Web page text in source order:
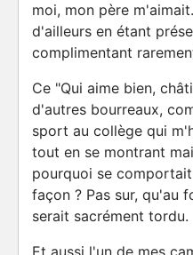
moi, mon père
d'ailleurs en étant
complimentant
Ce "Qui aime bien,
d'autres bourreaux,
sport au collège qui
tout en se montrant
pourquoi se
façon ? Pas sur, qu'au
serait sacrément tordu.
Et aussi l'un de mes